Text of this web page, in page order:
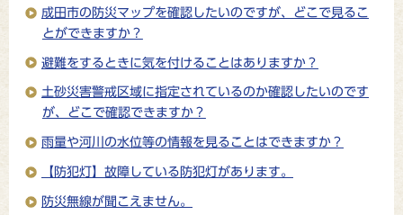
成田市の防災マップを確認したいのですが、どこで見るこ
とができますか？
避難をするときに気を付けることはありますか？
土砂災害警戒区域に指定されているのか確認したいのです
が、どこで確認できますか？
雨量や河川の水位等の情報を見ることはできますか？
【防犯灯】故障している防犯灯があります。
防災無線が聞こえません。